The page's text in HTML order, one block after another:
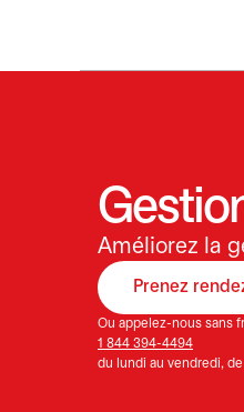
Améliorez la
Prenez
Ou appelez-nous sans
1 844 394-4494
du lundi au vendredi, de